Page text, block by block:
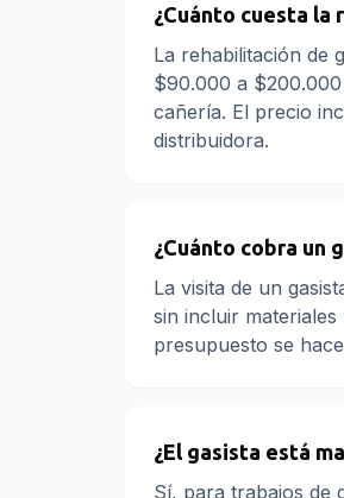
¿Cuánto cuesta la
La rehabilitación de
$90.000 a
cañería. El precio
distribuidora.
¿Cuánto cobra un
La visita de un
sin incluir
presupuesto se
¿El gasista está
Sí, para trabajos de